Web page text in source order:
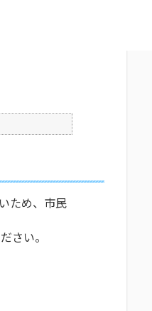
ため、市民
さい。